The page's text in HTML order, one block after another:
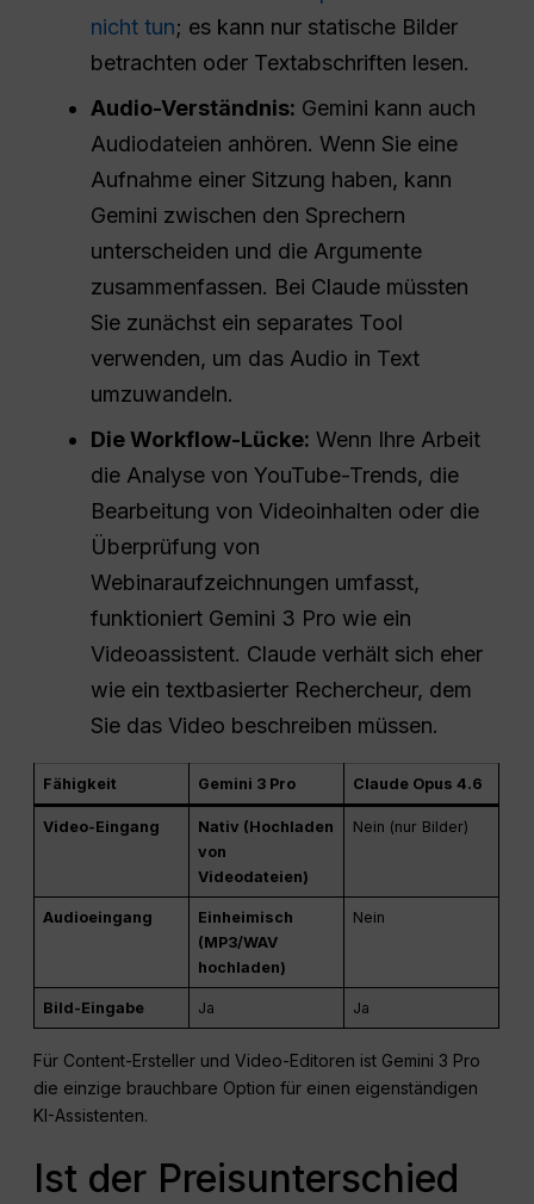
nicht tun; es kann nur statische Bilder
betrachten oder Textabschriften lesen.
Audio-Verständnis: Gemini kann auch
Audiodateien anhören. Wenn Sie eine
Aufnahme einer Sitzung haben, kann
Gemini zwischen den Sprechern
unterscheiden und die Argumente
zusammenfassen. Bei Claude müssten
Sie zunächst ein separates Tool
verwenden, um das Audio in Text
umzuwandeln.
Die Workflow-Lücke: Wenn Ihre Arbeit
die Analyse von YouTube-Trends, die
Bearbeitung von Videoinhalten oder die
Überprüfung von
Webinaraufzeichnungen umfasst,
funktioniert Gemini 3 Pro wie ein
Videoassistent. Claude verhält sich eher
wie ein textbasierter Rechercheur, dem
Sie das Video beschreiben müssen.
Fähigkeit Gemini 3 Pro Claude Opus 4.6
Video-Eingang
Nativ (Hochladen
von
Videodateien)
Nein (nur Bilder)
Audioeingang
Einheimisch
(MP3/WAV
hochladen)
Nein
Bild-Eingabe Ja Ja
Für Content-Ersteller und Video-Editoren ist Gemini 3 Pro
die einzige brauchbare Option für einen eigenständigen
KI-Assistenten.
Ist der Preisunterschied